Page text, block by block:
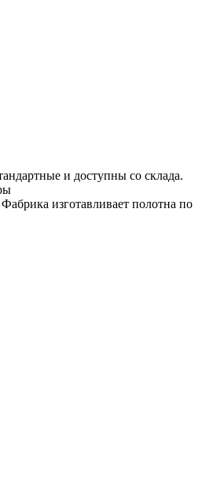
и доступны со склада.
Фабрика изготавливает полотна по